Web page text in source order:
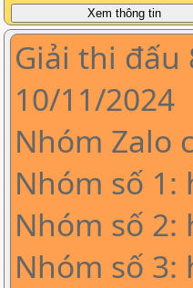
Giải thi đấu
10/11/2024
Nhóm Zalo
Nhóm số
Nhóm số
Nhóm số